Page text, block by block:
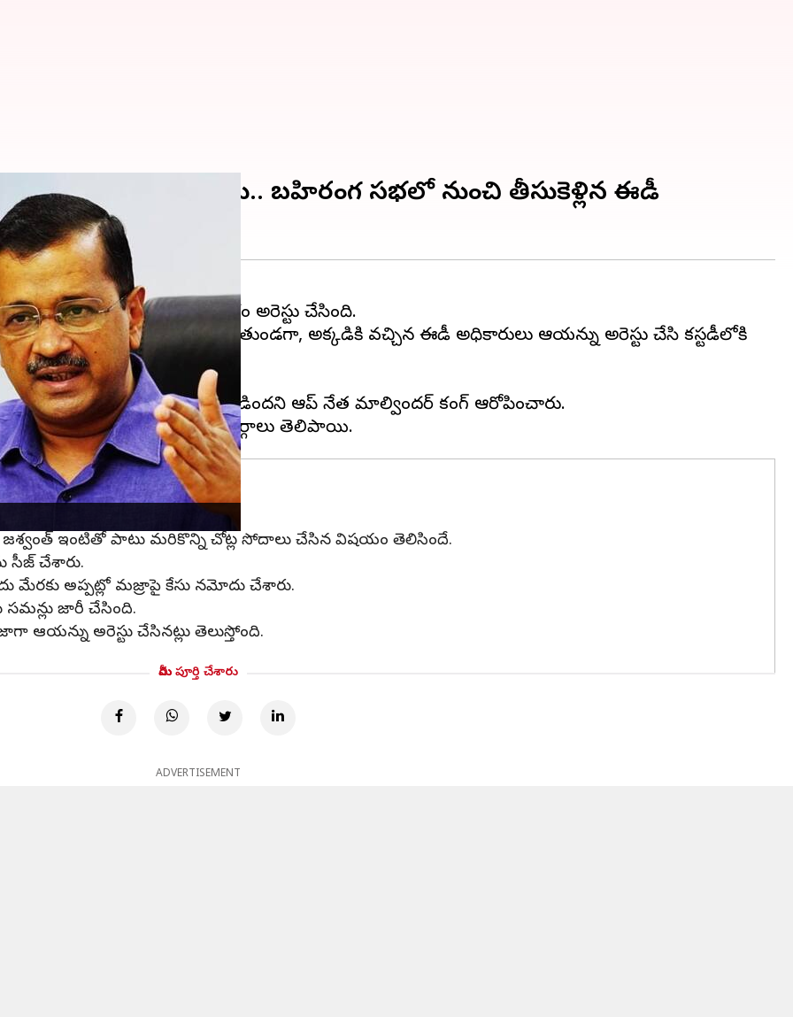
ఆద్మీ పార్టీ ఎమ్మెల్యే అరెస్టు.. బహిరంగ సభలో నుంచి తీసుకెళ్లిన ఈడీ
గజ్జన్ మజ్రాను ఈడీ సోమవారం అరెస్టు చేసింది.
బహిరంగ సభలో మాట్లాడుతుండగా, అక్కడికి వచ్చిన ఈడీ అధికారులు ఆయన్ను అరెస్టు చేసి కస్టడీలోకి
చేసిన విషయం తెలిసిందే.
తీసుకోవడం బీజేపీ నైజాన్ని బయటపడిందని ఆప్ నేత మాల్విందర్ కంగ్ ఆరోపించారు.
కేసు
జశ్వంత్ ఇంటితో పాటు మరికొన్ని చోట్ల సోదాలు చేసిన విషయం తెలిసిందే.
సీజ్ చేశారు.
అప్పట్లో మజ్రాపై కేసు నమోదు చేశారు.
సమన్లు జారీ చేసింది.
అరెస్టు చేసినట్లు తెలుస్తోంది.
మీరు పూర్తి చేశారు
ADVERTISEMENT